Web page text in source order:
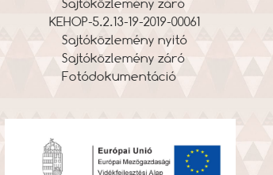
Sajtóközlemény záró
KEHOP-5.2.13-19-2019-00061
Sajtóközlemény nyitó
Sajtóközlemény záró
Fotódokumentáció